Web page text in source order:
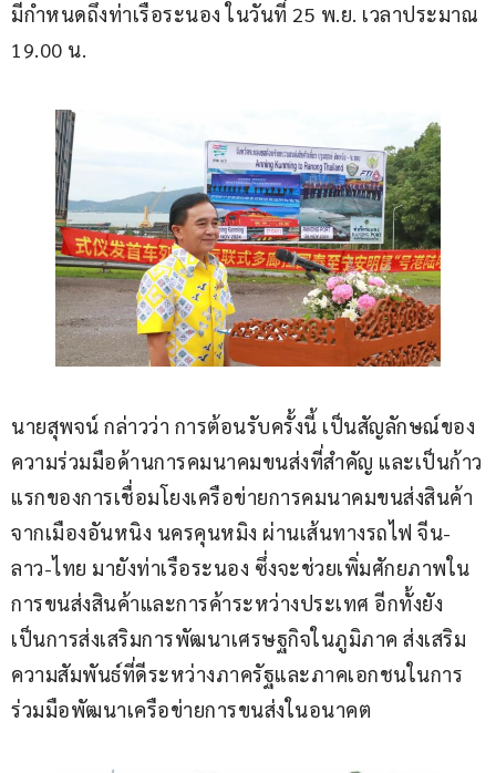
มีกำหนดถึงท่าเรือระนอง ในวันที่ 25 พ.ย. เวลาประมาณ
19.00 น.
นายสุพจน์ กล่าวว่า การต้อนรับครั้งนี้ เป็นสัญลักษณ์ของ
ความร่วมมือด้านการคมนาคมขนส่งที่สำคัญ และเป็นก้าว
แรกของการเชื่อมโยงเครือข่ายการคมนาคมขนส่งสินค้า
จากเมืองอันหนิง นครคุนหมิง ผ่านเส้นทางรถไฟ จีน-
ลาว-ไทย มายังท่าเรือระนอง ซึ่งจะช่วยเพิ่มศักยภาพใน
การขนส่งสินค้าและการค้าระหว่างประเทศ อีกทั้งยัง
เป็นการส่งเสริมการพัฒนาเศรษฐกิจในภูมิภาค ส่งเสริม
ความสัมพันธ์ที่ดีระหว่างภาครัฐและภาคเอกชนในการ
ร่วมมือพัฒนาเครือข่ายการขนส่งในอนาคต